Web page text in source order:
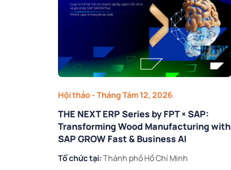
Hội thảo- Tháng Tám 12, 2026
THE NEXT ERP Series by FPT × SAP:
Transforming Wood Manufacturing with
SAP GROW Fast & Business AI
Tổ chức tại:Thành phố Hồ Chí Minh